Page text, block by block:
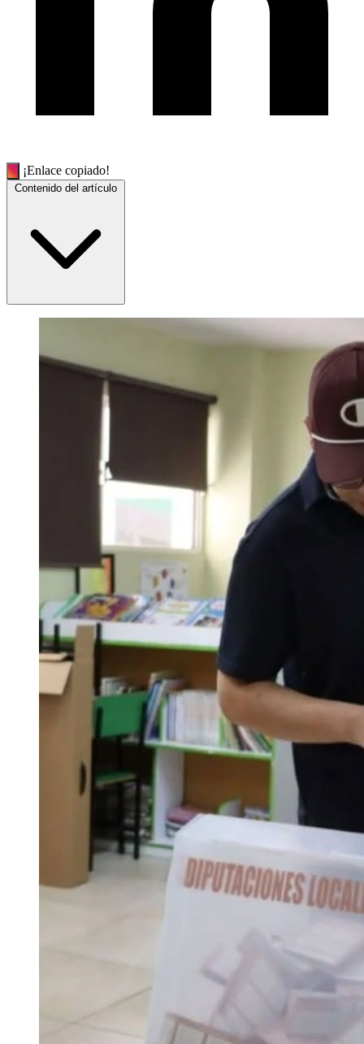
¡Enlace copiado!
Contenido del artículo